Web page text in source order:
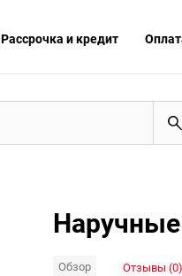
Рассрочка и кредит
Обзор Отзывы (0)